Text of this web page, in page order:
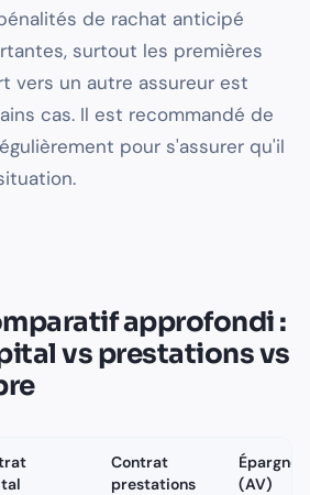
de rachat anticipé
surtout les premières
vers un autre assureur est
cas. Il est recommandé de
pour s'assurer qu'il
approfondi :
vs prestations vs
Contrat
prestations
Épargne
(AV)